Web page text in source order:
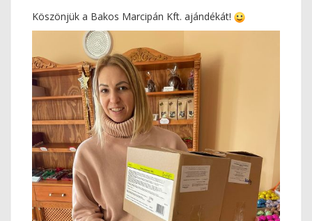
Köszönjük a Bakos Marcipán Kft. ajándékát!